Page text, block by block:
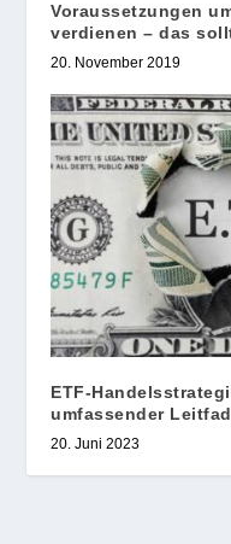
Voraussetzungen
verdienen – das
20. November 2019
ETF-
umfassender
20. Juni 2023